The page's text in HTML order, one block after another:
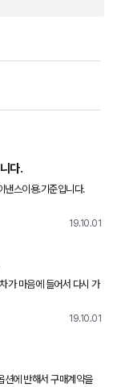
다.
낸스이용.기준입니다.
19.10.01
가 마음에 들어서 다시 가
는 오늘 계약해서 내년 1
19.10.01
션에 반해서 구매계약을